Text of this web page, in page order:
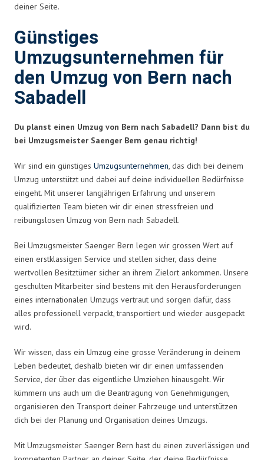
deiner Seite.
Günstiges
Umzugsunternehmen für
den Umzug von Bern nach
Sabadell
Du planst einen Umzug von Bern nach Sabadell? Dann bist du
bei Umzugsmeister Saenger Bern genau richtig!
Wir sind ein günstiges Umzugsunternehmen, das dich bei deinem
Umzug unterstützt und dabei auf deine individuellen Bedürfnisse
eingeht. Mit unserer langjährigen Erfahrung und unserem
qualifizierten Team bieten wir dir einen stressfreien und
reibungslosen Umzug von Bern nach Sabadell.
Bei Umzugsmeister Saenger Bern legen wir grossen Wert auf
einen erstklassigen Service und stellen sicher, dass deine
wertvollen Besitztümer sicher an ihrem Zielort ankommen. Unsere
geschulten Mitarbeiter sind bestens mit den Herausforderungen
eines internationalen Umzugs vertraut und sorgen dafür, dass
alles professionell verpackt, transportiert und wieder ausgepackt
wird.
Wir wissen, dass ein Umzug eine grosse Veränderung in deinem
Leben bedeutet, deshalb bieten wir dir einen umfassenden
Service, der über das eigentliche Umziehen hinausgeht. Wir
kümmern uns auch um die Beantragung von Genehmigungen,
organisieren den Transport deiner Fahrzeuge und unterstützen
dich bei der Planung und Organisation deines Umzugs.
Mit Umzugsmeister Saenger Bern hast du einen zuverlässigen und